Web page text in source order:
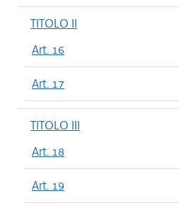
TITOLO II
Art. 16
Art. 17
TITOLO III
Art. 18
Art. 19